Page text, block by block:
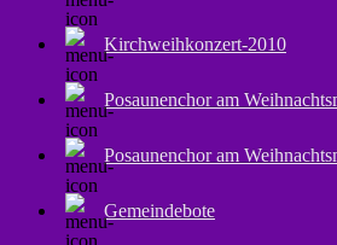
Kirchweihkonzert-2010
Posaunenchor am
Gemeindebote